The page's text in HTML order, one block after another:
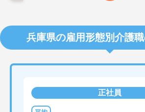
兵庫県の雇用形態別介護
正社員